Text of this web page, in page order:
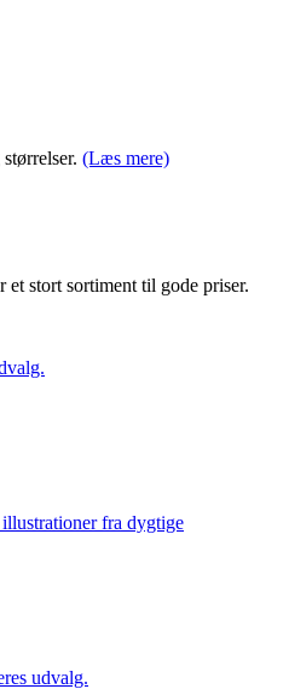
(Læs mere)
et stort sortiment til gode priser.
fra dygtige
udvalg.